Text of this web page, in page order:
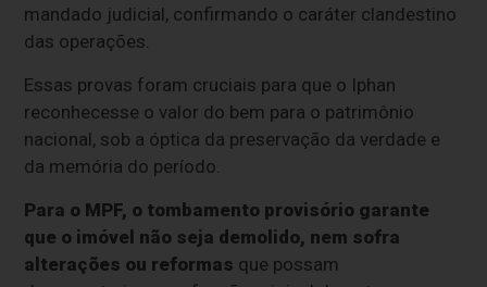
mandado judicial, confirmando o caráter clandestino
das operações.
Essas provas foram cruciais para que o Iphan
reconhecesse o valor do bem para o patrimônio
nacional, sob a óptica da preservação da verdade e
da memória do período.
Para o MPF, o tombamento provisório garante
que o imóvel não seja demolido, nem sofra
alterações ou reformas que possam